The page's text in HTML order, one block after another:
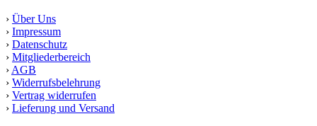
› Über Uns
› Impressum
› Datenschutz
› Mitgliederbereich
› AGB
› Widerrufsbelehrung
› Vertrag widerrufen
› Lieferung und Versand